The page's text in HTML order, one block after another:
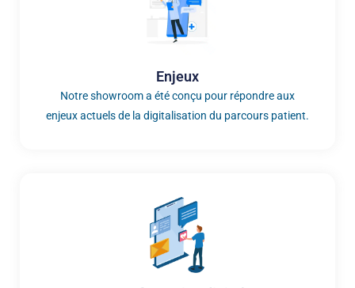
Enjeux
Notre showroom a été conçu pour répondre aux
enjeux actuels de la digitalisation du parcours patient.